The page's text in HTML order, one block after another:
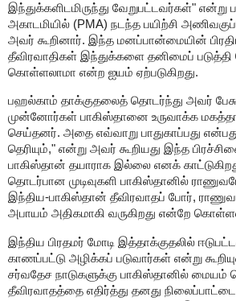
இந்துக்களிடமிருந்து வேறுபட்டவர்கள்"
அகாடமியில் (PMA) நடந்த பயிற்சி
அவர் கூறினார். இந்த மனப்பான்மையின்
தீவிரவாதிகள் இந்துக்களை தனிமைப்
கொள்ளலாமா என்ற ஐயம் ஏற்படுகிறது.
பஹல்காம் தாக்குதலைத் தொடர்ந்து அவர்
முன்னோர்கள் பாகிஸ்தானை உருவாக்க
செய்தனர். அதை எவ்வாறு பாதுகாப்பது
தெரியும்," என்று அவர் கூறியது இந்த
பாகிஸ்தான் தயாராக இல்லை எனக்
தொடர்பான முடிவுகளி பாகிஸ்தானில்
இந்திய-பாகிஸ்தான் தீவிரவாதப் போர்,
அபாயம் அதிகமாகி வருகிறது என்றே
இந்திய பிரதமர் மோடி இத்தாக்குதலில்
காணப்பட்டு அழிக்கப் படுவார்கள் என்று
சர்வதேச நாடுகளுக்கு பாகிஸ்தானில்
தீவிரவாதத்தை எதிர்த்து தனது